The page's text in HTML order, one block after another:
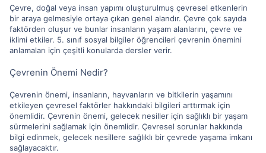
Çevre, doğal veya insan yapımı oluşturulmuş çevresel etkenlerin
bir araya gelmesiyle ortaya çıkan genel alandır. Çevre çok sayıda
faktörden oluşur ve bunlar insanların yaşam alanlarını, çevre ve
iklimi etkiler. 5. sınıf sosyal bilgiler öğrencileri çevrenin önemini
anlamaları için çeşitli konularda dersler verir.
Çevrenin Önemi Nedir?
Çevrenin önemi, insanların, hayvanların ve bitkilerin yaşamını
etkileyen çevresel faktörler hakkındaki bilgileri arttırmak için
önemlidir. Çevrenin önemi, gelecek nesiller için sağlıklı bir yaşam
sürmelerini sağlamak için önemlidir. Çevresel sorunlar hakkında
bilgi edinmek, gelecek nesillere sağlıklı bir çevrede yaşama imkanı
sağlayacaktır.